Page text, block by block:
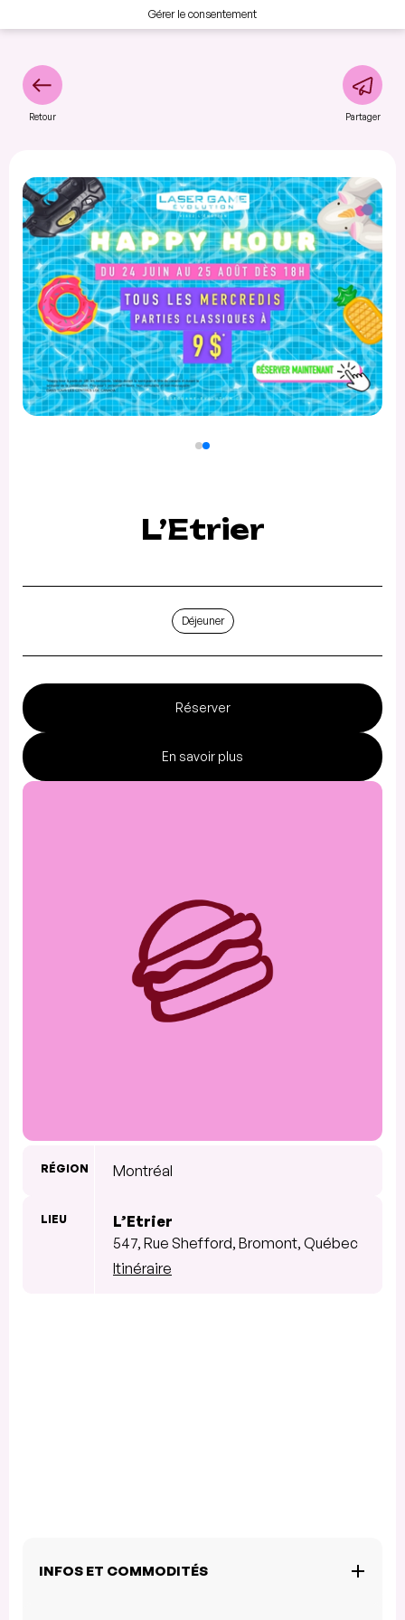
Gérer le consentement
Retour Partager
L’Etrier
Déjeuner
Réserver
En savoir plus
RÉGION Montréal
LIEU
L’Etrier
547, Rue Shefford, Bromont, Québec
Itinéraire
INFOS ET COMMODITÉS